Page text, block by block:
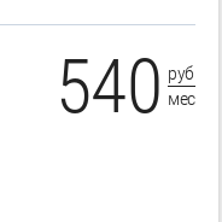
540 руб
мес